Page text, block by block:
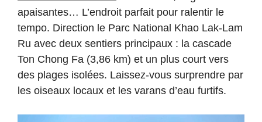
apaisantes… L’endroit parfait pour ralentir le
tempo. Direction le Parc National Khao Lak-Lam
Ru avec deux sentiers principaux : la cascade
Ton Chong Fa (3,86 km) et un plus court vers
des plages isolées. Laissez-vous surprendre par
les oiseaux locaux et les varans d’eau furtifs.